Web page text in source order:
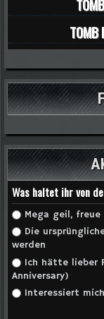
TOMB
Was haltet ihr von
Mega geil,
Die
werden
Ich hätte lieber
Anniversary)
Interessiert